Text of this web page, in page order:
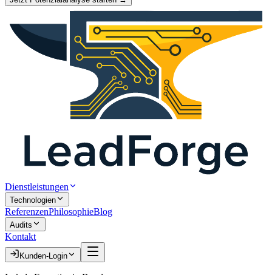
Dienstleistungen
Technologien
ReferenzenPhilosophieBlog
Audits
Kontakt
Kunden-Login